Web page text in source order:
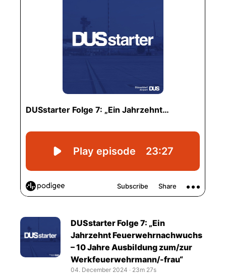
DUSstarter Folge 7: „Ein
Jahrzehnt Feuerwehrnachwuchs
– 10 Jahre Ausbildung zum/zur
Werkfeuerwehrmann/-frau“
04. December 2024 ‧ 23m 27s